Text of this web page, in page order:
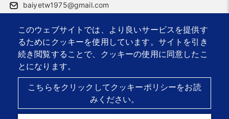
このウェブサイトでは、より良いサービスを提供す
るためにクッキーを使用しています。サイトを引き
続き閲覧することで、クッキーの使用に同意したこ
とになります。
こちらをクリックしてクッキーポリシーをお読
みください。
baiyetw1975@gmail.com
2026 © Bai Ye Industrial Co., Ltd.. Designed by首岳資訊
サイトマップ
オフィス家具用ハードウェア・サプライヤー
カスタム金属部品
アクセサリー・部品メーカー
台湾 OEM/ODM 家具部品輸出企業
家具用コネクタおよび付属品